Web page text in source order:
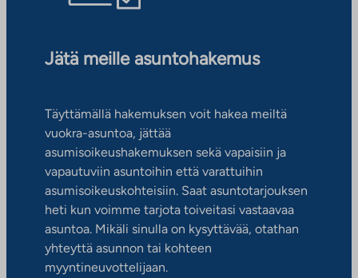
Jätä meille asuntohakemus
Täyttämällä hakemuksen voit hakea meiltä
vuokra-asuntoa, jättää
asumisoikeushakemuksen sekä vapaisiin ja
vapautuviin asuntoihin että varattuihin
asumisoikeuskohteisiin. Saat asuntotarjouksen
heti kun voimme tarjota toiveitasi vastaavaa
asuntoa. Mikäli sinulla on kysyttävää, otathan
yhteyttä asunnon tai kohteen
myyntineuvottelijaan.